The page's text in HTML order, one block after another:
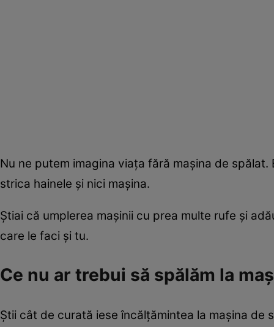
Nu ne putem imagina viaţa fără maşina de
strica hainele şi nici maşina.
Ştiai că umplerea maşinii cu prea multe rufe şi
care le faci şi tu.
Ce nu ar trebui să spălăm la
Ştii cât de curată iese încălţămintea la maşina